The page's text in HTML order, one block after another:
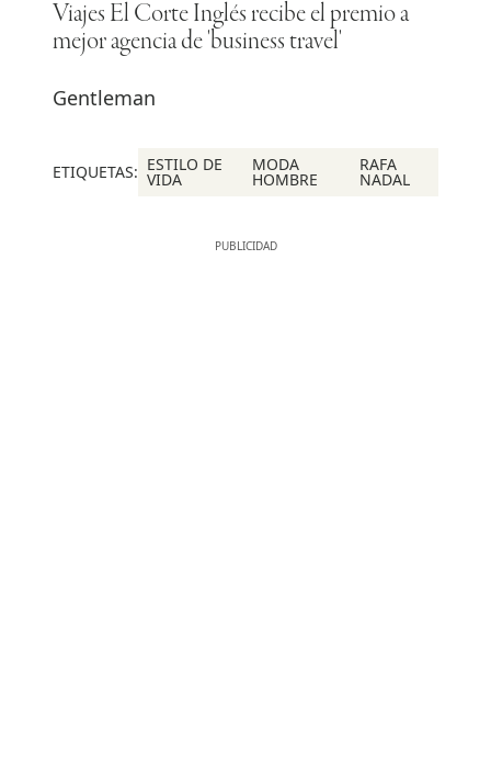
Viajes El Corte Inglés recibe el premio a
mejor agencia de 'business travel'
Gentleman
ETIQUETAS: ESTILO DE
VIDA
MODA
HOMBRE
RAFA
NADAL